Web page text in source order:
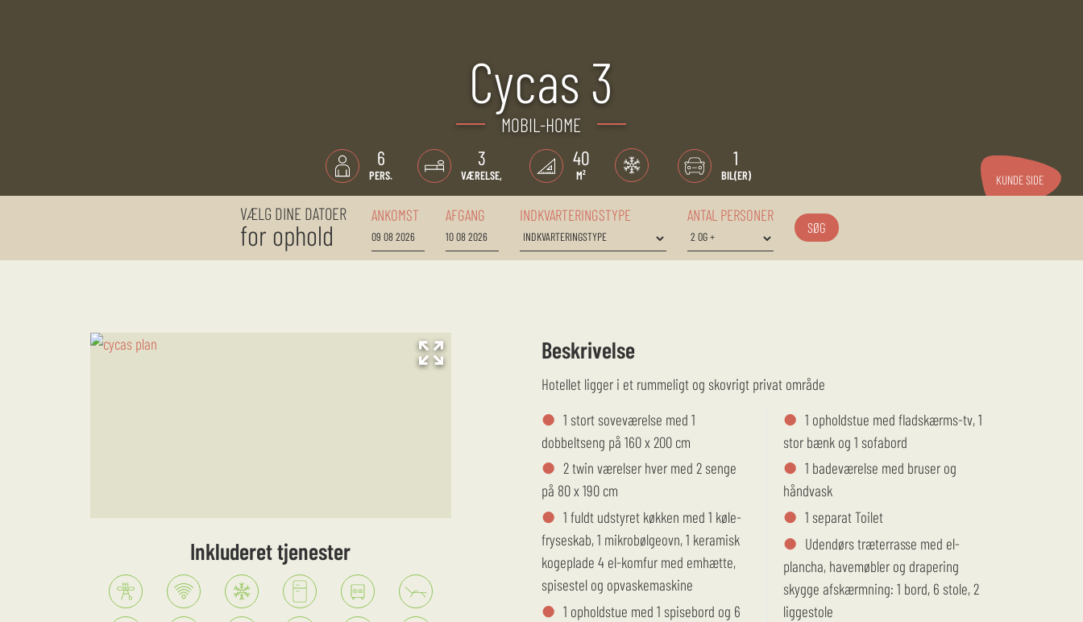
VÆLG DINE DATOER
for ophold
ANKOMST AFGANG INDKVARTERINGSTYPE ANTAL PERSONER
SØG
KUNDE SIDE
Cycas 3
MOBIL-HOME
6
PERS.
3
VÆRELSE,
40
M²
1
BIL(ER)
Inkluderet tjenester
Beskrivelse
Hotellet ligger i et rummeligt og skovrigt privat område
1 stort soveværelse med 1
dobbeltseng på 160 x 200 cm
2 twin værelser hver med 2 senge
på 80 x 190 cm
1 fuldt udstyret køkken med 1 køle-
fryseskab, 1 mikrobølgeovn, 1 keramisk
kogeplade 4 el-komfur med emhætte,
spisestel og opvaskemaskine
1 opholdstue med 1 spisebord og 6
1 opholdstue med fladskærms-tv, 1
stor bænk og 1 sofabord
1 badeværelse med bruser og
håndvask
1 separat Toilet
Udendørs træterrasse med el-
plancha, havemøbler og drapering
skygge afskærmning: 1 bord, 6 stole, 2
liggestole